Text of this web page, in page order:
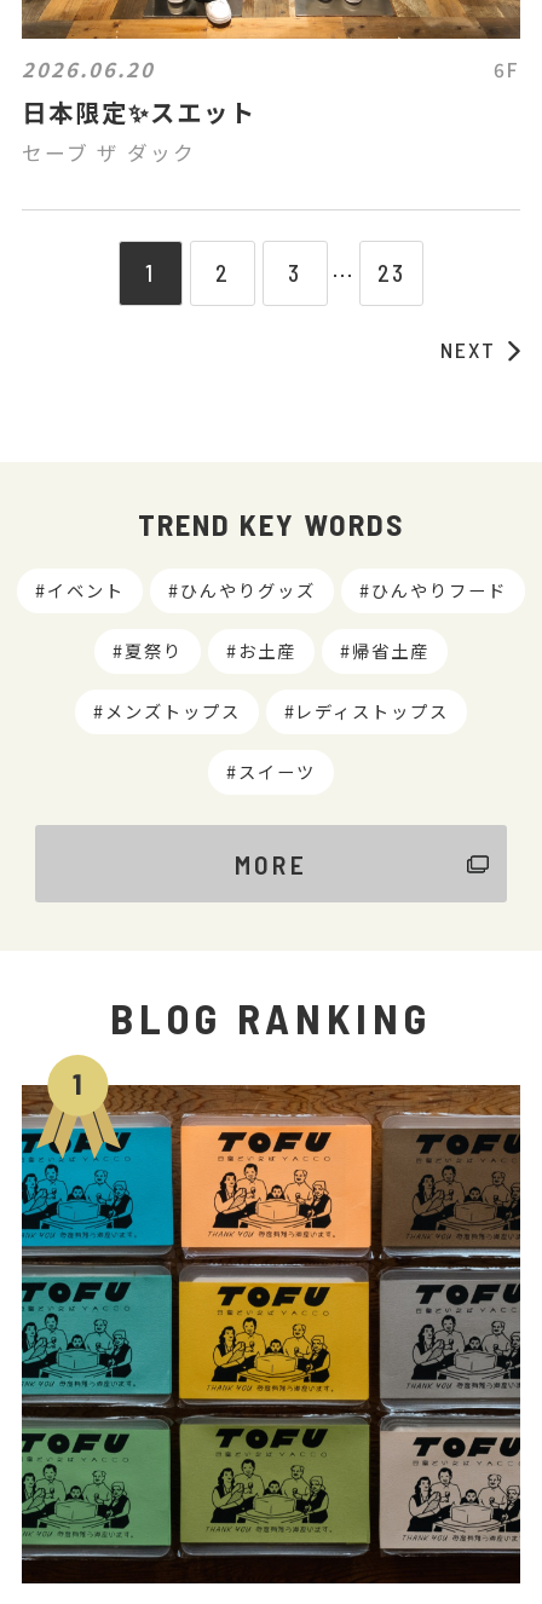
2026.06.20 6F
日本限定✨スエット
セーブ ザ ダック
1 2 3 ⋯ 23
NEXT
TREND KEY WORDS
イベント ひんやりグッズ ひんやりフード
夏祭り お土産 帰省土産
メンズトップス レディストップス
スイーツ
MORE
BLOG RANKING